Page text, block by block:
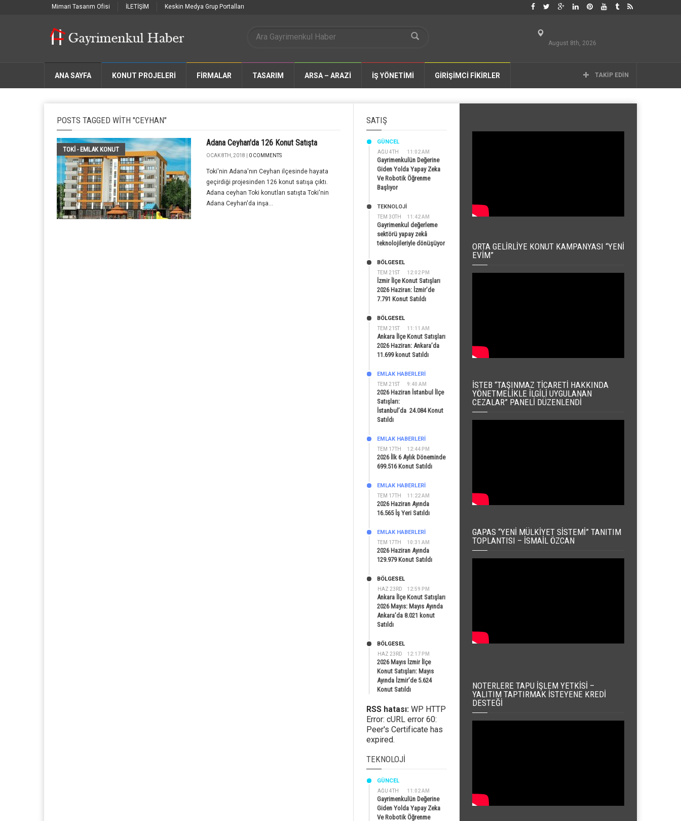
Mimari Tasarım Ofisi İLETİŞİM Keskin Medya Grup Portalları
August 8th, 2026
ANA SAYFA KONUT PROJELERİ FIRMALAR TASARIM ARSA – ARAZİ İŞ YÖNETİMİ GİRİŞİMCİ FİKİRLER TAKIP EDIN
POSTS TAGGED WITH "CEYHAN"
TOKİ - EMLAK KONUT
Adana Ceyhan'da 126 Konut Satışta
OCAK 8TH, 2018 | 0 COMMENTS
Toki'nin Adana'nın Ceyhan ilçesinde hayata
geçirdiği projesinden 126 konut satışa çıktı.
Adana ceyhan Toki konutları satışta Toki'nin
Adana Ceyhan'da inşa...
SATIŞ
AĞU 4TH 11:02 AM
GÜNCEL
Gayrimenkulün Değerine
Giden Yolda Yapay Zeka
Ve Robotik Öğrenme
Başlıyor
TEM 30TH 11:42 AM
TEKNOLOJİ
Gayrimenkul değerleme
sektörü yapay zekâ
teknolojileriyle dönüşüyor
TEM 21ST 12:02 PM
BÖLGESEL
İzmir İlçe Konut Satışları
2026 Haziran: İzmir’de
7.791 Konut Satıldı
TEM 21ST 11:11 AM
BÖLGESEL
Ankara İlçe Konut Satışları
2026 Haziran: Ankara’da
11.699 konut Satıldı
TEM 21ST 9:40 AM
EMLAK HABERLERI
2026 Haziran İstanbul İlçe
Satışları:
İstanbul’da 24.084 Konut
Satıldı
TEM 17TH 12:44 PM
EMLAK HABERLERI
2026 İlk 6 Aylık Döneminde
699.516 Konut Satıldı
TEM 17TH 11:22 AM
EMLAK HABERLERI
2026 Haziran Ayında
16.565 İş Yeri Satıldı
TEM 17TH 10:31 AM
EMLAK HABERLERI
2026 Haziran Ayında
129.979 Konut Satıldı
HAZ 23RD 12:59 PM
BÖLGESEL
Ankara İlçe Konut Satışları
2026 Mayıs: Mayıs Ayında
Ankara’da 8.021 konut
Satıldı
HAZ 23RD 12:17 PM
BÖLGESEL
2026 Mayıs İzmir İlçe
Konut Satışları: Mayıs
Ayında İzmir’de 5.624
Konut Satıldı
RSS hatası: WP HTTP
Error: cURL error 60:
Peer's Certificate has
expired.
TEKNOLOJI
AĞU 4TH 11:02 AM
GÜNCEL
Gayrimenkulün Değerine
Giden Yolda Yapay Zeka
Ve Robotik Öğrenme
ORTA GELIRLIYE KONUT KAMPANYASI “YENI
EVIM”
İSTEB “TAŞINMAZ TICARETI HAKKINDA
YÖNETMELIKLE İLGILI UYGULANAN
CEZALAR” PANELI DÜZENLENDI
GAPAS “YENI MÜLKIYET SISTEMI” TANITIM
TOPLANTISI – İSMAIL ÖZCAN
NOTERLERE TAPU İŞLEM YETKISI –
YALITIM TAPTIRMAK İSTEYENE KREDI
DESTEĞI